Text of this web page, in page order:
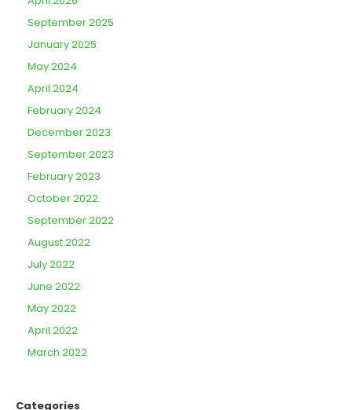
September 2025
January 2025
May 2024
April 2024
February 2024
December 2023
September 2023
February 2023
October 2022
September 2022
August 2022
July 2022
June 2022
May 2022
April 2022
March 2022
Categories